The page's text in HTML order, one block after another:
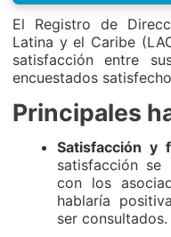
El Registro de
Latina y el Caribe
satisfacción entre
encuestados
Principales
Satisfacción y
satisfacción se
con los
hablaría
ser consultados.